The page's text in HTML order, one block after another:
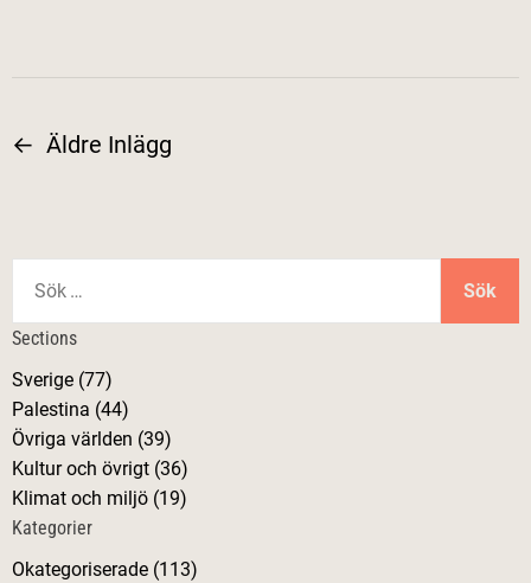
I
l
ä
g
g
s
n
← Äldre Inlägg
k
f
t
e
r
:
Sections
Sverige (77)
Palestina (44)
Övriga världen (39)
Kultur och övrigt (36)
Klimat och miljö (19)
Kategorier
Okategoriserade (113)